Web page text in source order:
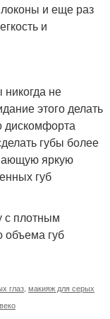
и еще раз
и
никогда не
этого делать
дискомфорта
губы более
яркую
губ
с плотным
объема губ
глаз макияж для серых